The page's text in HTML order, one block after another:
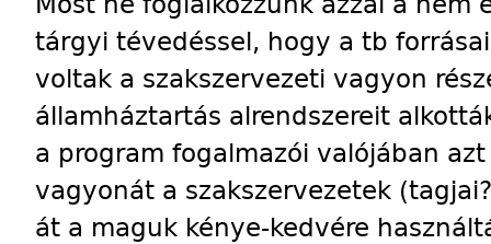
tárgyi tévedéssel, hogy a tb
voltak a szakszervezeti vagyon
államháztartás alrendszereit
a program fogalmazói valójában
vagyonát a szakszervezetek
át a maguk kénye-kedvére